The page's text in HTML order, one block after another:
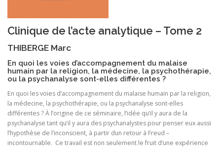
Clinique de l’acte analytique – Tome 2
THIBERGE Marc
En quoi les voies d’accompagnement du malaise
humain par la religion, la médecine, la psychothérapie,
ou la psychanalyse sont-elles différentes ?
En quoi les voies d’accompagnement du malaise humain par la religion,
la médecine, la psychothérapie, ou la psychanalyse sont-elles
différentes ? À l’origine de ce séminaire, l’idée qu’il y aura de la
psychanalyse tant qu’il y aura des psychanalystes pour penser eux aussi
l’hypothèse de l’inconscient, à partir dun retour à Freud –
incontournable. Ce travail est non seulement le fruit d’une expérience